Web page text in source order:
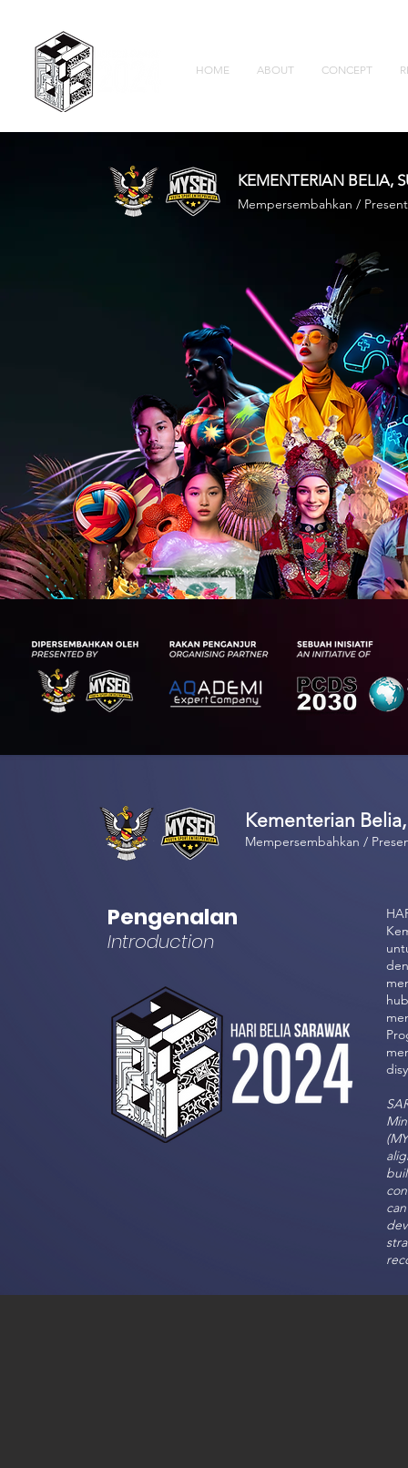
HOME ABOUT CONCEPT
KEMENTERIAN BELIA,
Mempersembahkan /
Kementerian
Mempersembahkan /
Pengenalan
Introduction